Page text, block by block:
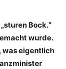
Bock.“
wurde.
was eigentlich